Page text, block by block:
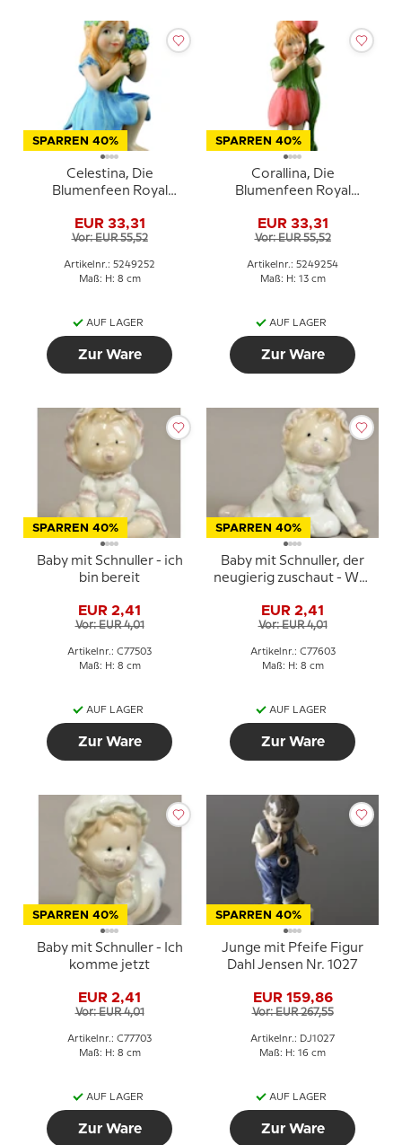
SPARREN 40%
Celestina, Die
Blumenfeen Royal
252
EUR 33,31
Vor: EUR 55,52
Artikelnr.: 5249252
Maß: H: 8 cm
AUF LAGER
Zur Ware
SPARREN 40%
Corallina, Die
Blumenfeen Royal
254
EUR 33,31
Vor: EUR 55,52
Artikelnr.: 5249254
Maß: H: 13 cm
AUF LAGER
Zur Ware
SPARREN 40%
Baby mit Schnuller - ich
bin bereit
EUR 2,41
Vor: EUR 4,01
Artikelnr.: C77503
Maß: H: 8 cm
AUF LAGER
Zur Ware
SPARREN 40%
Baby mit Schnuller, der
neugierig zuschaut - Was
EUR 2,41
Vor: EUR 4,01
Artikelnr.: C77603
Maß: H: 8 cm
AUF LAGER
Zur Ware
SPARREN 40%
Baby mit Schnuller - Ich
komme jetzt
EUR 2,41
Vor: EUR 4,01
Artikelnr.: C77703
Maß: H: 8 cm
AUF LAGER
Zur Ware
SPARREN 40%
Junge mit Pfeife Figur
Dahl Jensen Nr. 1027
EUR 159,86
Vor: EUR 267,55
Artikelnr.: DJ1027
Maß: H: 16 cm
AUF LAGER
Zur Ware